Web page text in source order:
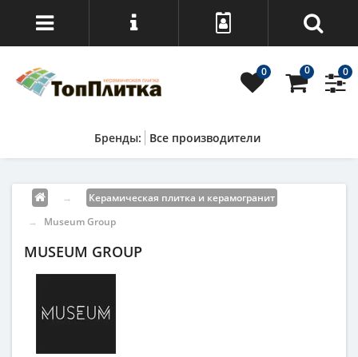
0 0
0
Все производители
→
Керамическая плитка и керамогранит
→
Museum Group
MUSEUM GROUP